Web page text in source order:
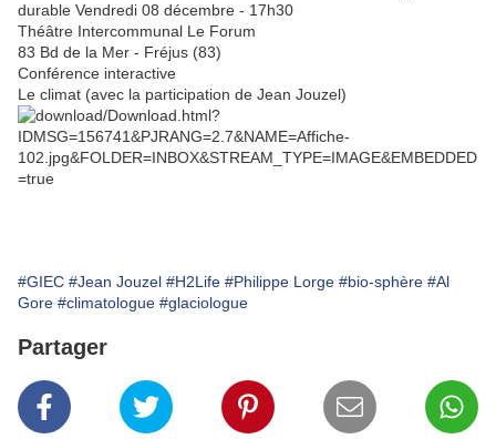
durable Vendredi 08 décembre - 17h30
Théâtre Intercommunal Le Forum
83 Bd de la Mer - Fréjus (83)
Conférence interactive
Le climat (avec la participation de Jean Jouzel)
#GIEC #Jean Jouzel #H2Life #Philippe Lorge #bio-sphère #Al
Gore #climatologue #glaciologue
Partager